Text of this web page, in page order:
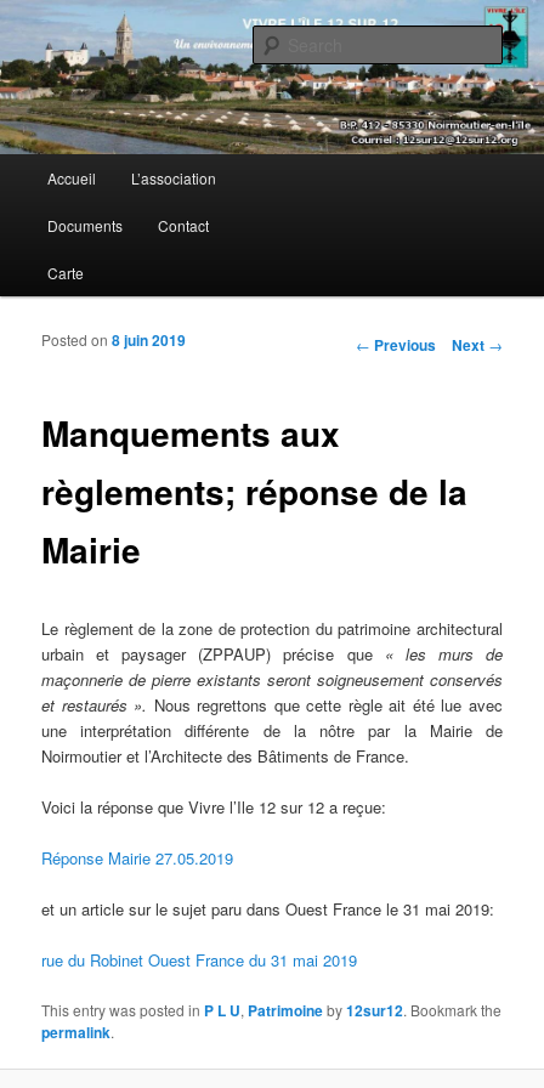
Vivre l’île 12 sur 12
Skip to primary content
Skip to secondary content
Accueil L’association
Documents Contact
Carte
Post navigation
← Previous Next →
Manquements aux
règlements; réponse de la
Mairie
Posted on8 juin 2019
Le règlement de la zone de protection du patrimoine architectural
urbain et paysager (ZPPAUP) précise que« les murs de
maçonnerie de pierre existants seront soigneusement conservés
et restaurés ». Nous regrettons que cette règle ait été lue avec
une interprétation différente de la nôtre par la Mairie de
Noirmoutier et l’Architecte des Bâtiments de France.
Voici la réponse que Vivre l’Ile 12 sur 12 a reçue:
Réponse Mairie 27.05.2019
et un article sur le sujet paru dans Ouest France le 31 mai 2019:
rue du Robinet Ouest France du 31 mai 2019
This entry was posted in P L U, Patrimoineby12sur12. Bookmark the
permalink.